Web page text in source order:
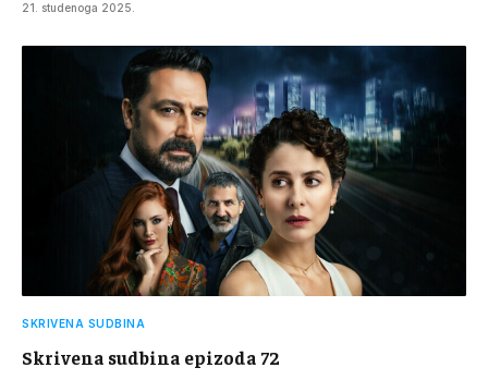
21. studenoga 2025.
SKRIVENA SUDBINA
Skrivena sudbina epizoda 72